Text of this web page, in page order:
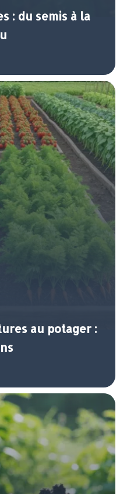
: du semis à la
au potager :